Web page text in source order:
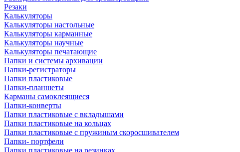
Резаки
Калькуляторы
Калькуляторы настольные
Калькуляторы карманные
Калькуляторы научные
Калькуляторы печатающие
Папки и системы архивации
Папки-регистраторы
Папки пластиковые
Папки-планшеты
Карманы самоклеящиеся
Папки-конверты
Папки пластиковые с вкладышами
Папки пластиковые на кольцах
Папки пластиковые с пружиным скоросшивателем
Папки- портфели
Папки пластиковые на резинках